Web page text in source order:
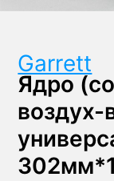
Garrett
Ядро
воздух-